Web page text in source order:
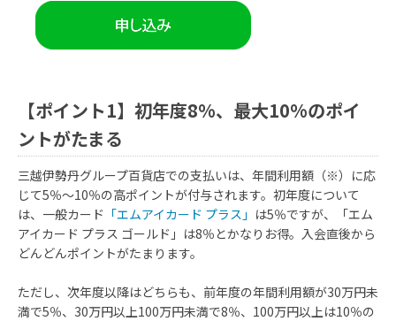
【ポイント1】初年度8%、最大10%のポイ
ントがたまる
三越伊勢丹グループ百貨店での支払いは、年間利用額（※）に応
じて5％～10％の高ポイントが付与されます。初年度について
は、一般カード 「エムアイカード プラス」 は5％ですが、「エム
アイカード プラス ゴールド」は8％とかなりお得。入会直後から
どんどんポイントがたまります。
ただし、次年度以降はどちらも、前年度の年間利用額が30万円未
満で5％、30万円以上100万円未満で8％、100万円以上は10％の